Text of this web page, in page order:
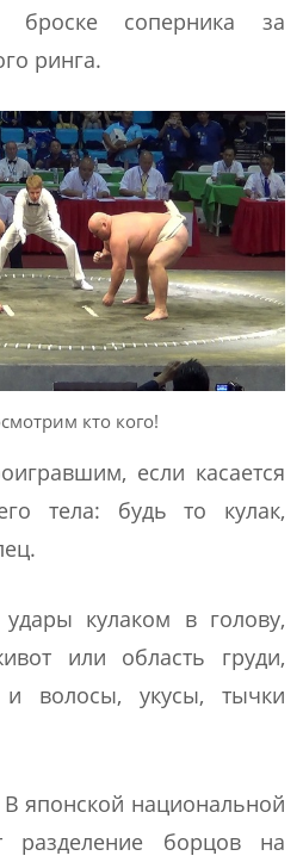
броске соперника за
ринга.
кто кого!
если касается
тела: будь то кулак,
кулаком в голову,
или область груди,
волосы, укусы, тычки
японской национальной
разделение борцов на